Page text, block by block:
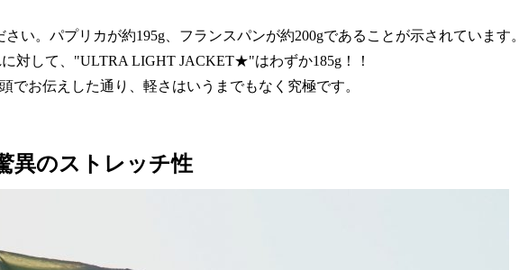
い。パプリカが約195g、フランスパンが約200gであることが示されています。
対して、"ULTRA LIGHT JACKET★"はわずか185g！！
でお伝えした通り、軽さはいうまでもなく究極です。
異のストレッチ性